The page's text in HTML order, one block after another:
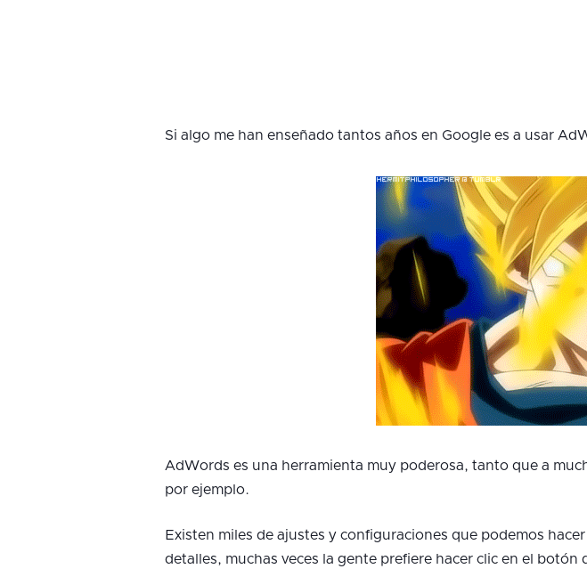
Si algo me han enseñado tantos años en Google es a usar
AdWords es una herramienta muy poderosa, tanto que a
por ejemplo.
Existen miles de ajustes y configuraciones que podemos
detalles, muchas veces la gente prefiere hacer clic en el